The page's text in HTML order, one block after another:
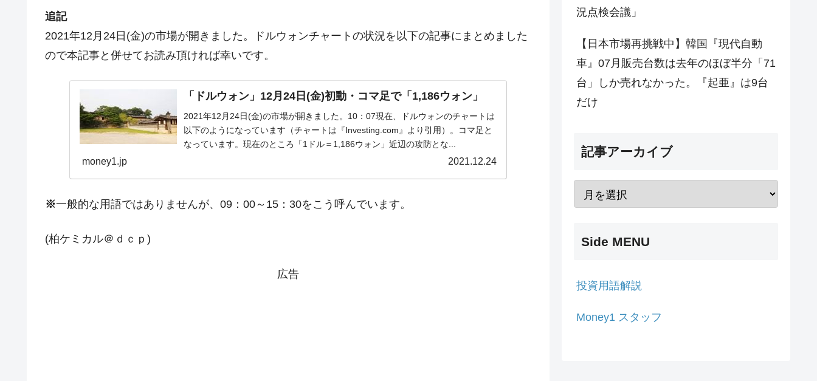
Fact1 セレクトセールの高額取引馬が稼いだ金額とは？
追記
2021年12月24日(金)の市場が開きました。ドルウォンチャートの状況を以下の記事にまとめました
ので本記事と併せてお読み頂ければ幸いです。
「ドルウォン」12月24日(金)初動・コマ足で「1,186ウォン」
2021年12月24日(金)の市場が開きました。10：07現在、ドルウォンのチャートは
以下のようになっています（チャートは『Investing.com』より引用）。コマ足と
なっています。現在のところ「1ドル＝1,186ウォン」近辺の攻防とな...
money1.jp 2021.12.24
※一般的な用語ではありませんが、09：00～15：30をこう呼んでいます。
(柏ケミカル＠ｄｃｐ)
広告
況点検会議」
【日本市場再挑戦中】韓国『現代自動
車』07月販売台数は去年のほぼ半分「71
台」しか売れなかった。『起亜』は9台
だけ
記事アーカイブ
Side MENU
投資用語解説
Money1 スタッフ